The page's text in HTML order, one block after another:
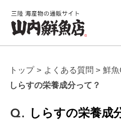
トップ よくある質問
鮮
しらすの栄養成分って？
しらすの栄養成